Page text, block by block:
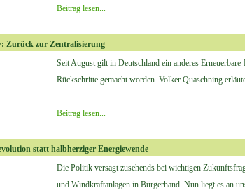
Beitrag lesen...
Zurück zur Zentralisierung
Seit August gilt in Deutschland ein anderes
Rückschritte gemacht worden. Volker Quaschning
Beitrag lesen...
statt halbherziger Energiewende
Die Politik versagt zusehends bei wichtigen
und Windkraftanlagen in Bürgerhand. Nun liegt es an